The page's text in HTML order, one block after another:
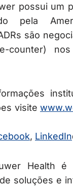
possui um
pela
são
counter)
visite
, LinkedIn
Health é
soluções e